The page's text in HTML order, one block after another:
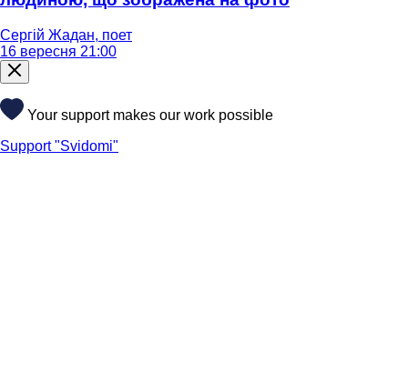
Сергій Жадан, поет
16 вересня 21:00
Your support makes our work possible
Support "Svidomi"